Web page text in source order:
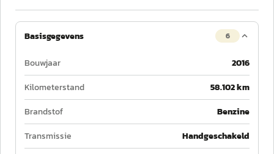
Basisgegevens 6
Bouwjaar
2016
Kilometerstand
58.102 km
Brandstof
Benzine
Transmissie
Handgeschakeld